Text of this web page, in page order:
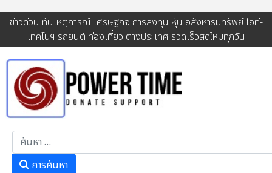
ข่าวด่วน ทันเหตุการณ์ เศรษฐกิจ การลงทุน หุ้น อสังหาริมทรัพย์ ไอที-
เทคโนฯ รถยนต์ ท่องเที่ยว ต่างประเทศ รวดเร็วสดใหม่ทุกวัน
การค้นหา